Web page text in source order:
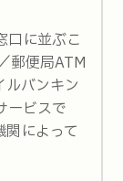
口に並ぶこ
郵便局ATM
ルバンキン
ービスで
によって